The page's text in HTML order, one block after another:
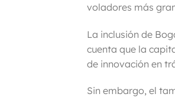
voladores más
La inclusión de
cuenta que la
de innovación en
Sin embargo, el